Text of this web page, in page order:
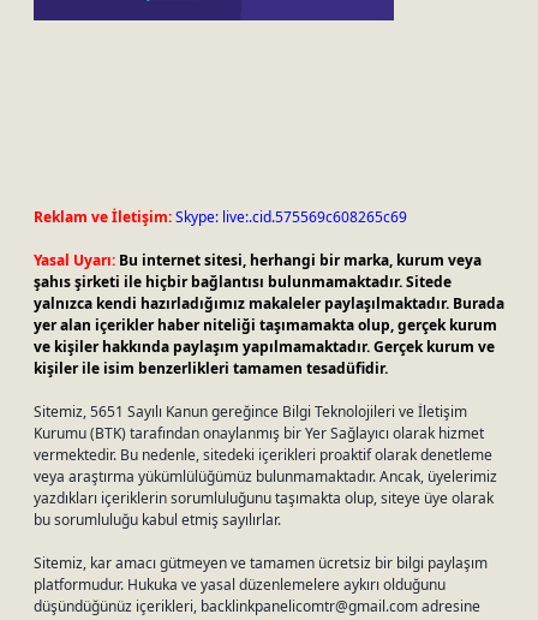
Reklam ve İletişim:Skype: live:.cid.575569c608265c69
Yasal Uyarı: Bu internet sitesi, herhangi bir marka, kurum veya
şahıs şirketi ile hiçbir bağlantısı bulunmamaktadır. Sitede
yalnızca kendi hazırladığımız makaleler paylaşılmaktadır. Burada
yer alan içerikler haber niteliği taşımamakta olup, gerçek kurum
ve kişiler hakkında paylaşım yapılmamaktadır. Gerçek kurum ve
kişiler ile isim benzerlikleri tamamen tesadüfidir.
Sitemiz, 5651 Sayılı Kanun gereğince Bilgi Teknolojileri ve İletişim
Kurumu (BTK) tarafından onaylanmış bir Yer Sağlayıcı olarak hizmet
vermektedir. Bu nedenle, sitedeki içerikleri proaktif olarak denetleme
veya araştırma yükümlülüğümüz bulunmamaktadır. Ancak, üyelerimiz
yazdıkları içeriklerin sorumluluğunu taşımakta olup, siteye üye olarak
bu sorumluluğu kabul etmiş sayılırlar.
Sitemiz, kar amacı gütmeyen ve tamamen ücretsiz bir bilgi paylaşım
platformudur. Hukuka ve yasal düzenlemelere aykırı olduğunu
düşündüğünüz içerikleri, backlinkpanelicomtr@gmail.comadresine